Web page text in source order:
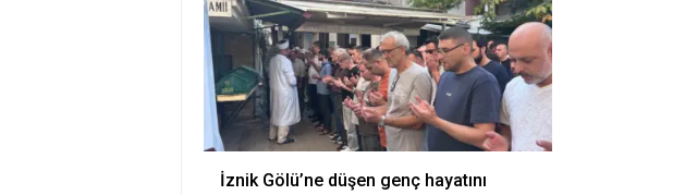
İznik Gölü’ne düşen genç hayatını